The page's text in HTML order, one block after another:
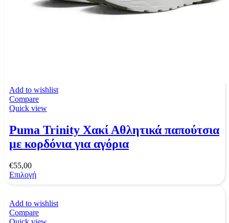
Add to wishlist
Compare
Quick view
Puma Trinity Χακί Αθλητικά παπούτσια
με κορδόνια για αγόρια
€55,00
Επιλογή
Add to wishlist
Compare